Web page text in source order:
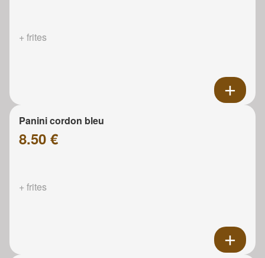
+ frites
Panini cordon bleu
8.50 €
+ frites